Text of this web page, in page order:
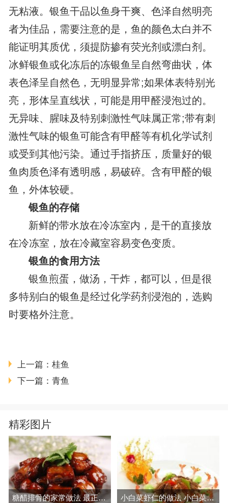
无粘液。银鱼干品以鱼身干爽、色泽自然明亮
者为佳品，需要注意的是，鱼的颜色太白并不
能证明其质优，须提防掺有荧光剂或漂白剂。
冰鲜银鱼或化冻后的冻银鱼呈自然弯曲状，体
表色泽呈自然色，无明显异常;如果体表特别光
亮，形体呈直线状，可能是用甲醛浸泡过的。
无异味、腥味及特别刺激性气味属正常;带有刺
激性气味的银鱼可能含有甲醛等有机化学试剂
或受到其他污染。通过手指挤压，质量好的银
鱼肉质色泽有透明感，易破碎。含有甲醛的银
鱼，外体较硬。
银鱼的存储
新鲜的带水放在冷冻室内，是干的直接放
在冷冻室，放在冷藏室容易变色变质。
银鱼的食用方法
银鱼煎蛋，做汤，干炸，都可以，但是很
多特别白的银鱼是经过化学药剂浸泡的，选购
时要格外注意。
上一篇： 桂鱼
下一篇： 青鱼
精彩图片
糖醋排骨的家常做法 最正宗的做法 小白菜虾仁的做法 小白菜虾仁的营养价值